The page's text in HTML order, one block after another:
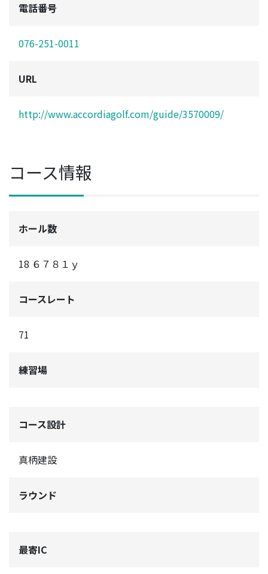
電話番号
076-251-0011
URL
http://www.accordiagolf.com/guide/3570009/
コース情報
ホール数
18 ６７８１ｙ
コースレート
71
練習場
コース設計
真柄建設
ラウンド
最寄IC